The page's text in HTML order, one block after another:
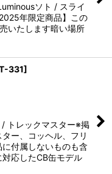
ソト / スライ
年限定商品】この
いたします暗い場所
331]
トレックマスター※掲
ー、コッヘル、フリ
付属しないものも含
応したCB缶モデル